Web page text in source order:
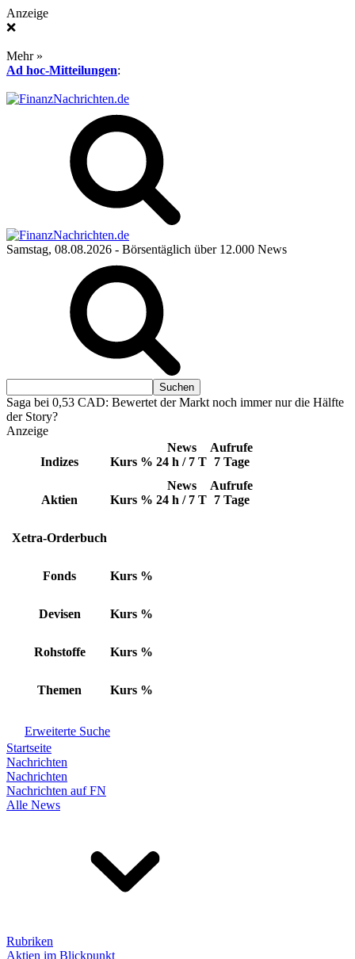
Anzeige
❌
Mehr »
Ad hoc-Mitteilungen:
Samstag, 08.08.2026 - Börsentäglich über 12.000 News
Saga bei 0,53 CAD: Bewertet der Markt noch immer nur die Hälfte
der Story?
Anzeige
Indizes Kurs %
News
24 h / 7 T
Aufrufe
7 Tage
Aktien Kurs %
News
24 h / 7 T
Aufrufe
7 Tage
Xetra-Orderbuch
Fonds Kurs %
Devisen Kurs %
Rohstoffe Kurs %
Themen Kurs %
Erweiterte Suche
Startseite
Nachrichten
Nachrichten
Nachrichten auf FN
Alle News
Rubriken
Aktien im Blickpunkt